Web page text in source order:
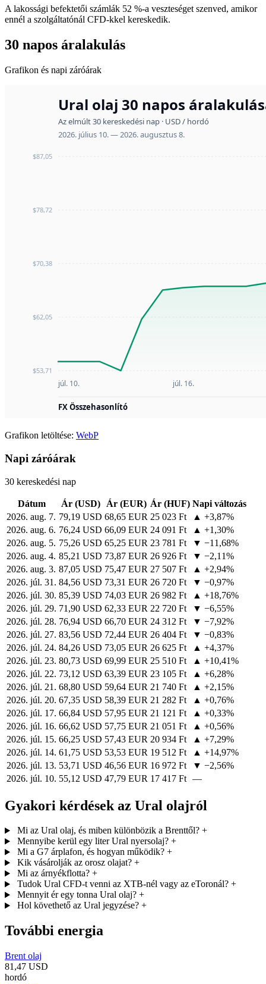
A lakossági befektetői számlák 52 %-a veszteséget szenved, amikor
ennél a szolgáltatónál CFD-kkel kereskedik.
30 napos áralakulás
Grafikon és napi záróárak
Grafikon letöltése: WebP
Napi záróárak
30 kereskedési nap
Dátum Ár (USD) Ár (EUR) Ár (HUF) Napi változás
2026. aug. 7. 79,19 USD 68,65 EUR 25 023 Ft
▲ +3,87%
2026. aug. 6. 76,24 USD 66,09 EUR 24 091 Ft
▲ +1,30%
2026. aug. 5. 75,26 USD 65,25 EUR 23 781 Ft
▼ −11,68%
2026. aug. 4. 85,21 USD 73,87 EUR 26 926 Ft
▼ −2,11%
2026. aug. 3. 87,05 USD 75,47 EUR 27 507 Ft
▲ +2,94%
2026. júl. 31. 84,56 USD 73,31 EUR 26 720 Ft
▼ −0,97%
2026. júl. 30. 85,39 USD 74,03 EUR 26 982 Ft
▲ +18,76%
2026. júl. 29. 71,90 USD 62,33 EUR 22 720 Ft
▼ −6,55%
2026. júl. 28. 76,94 USD 66,70 EUR 24 312 Ft
▼ −7,92%
2026. júl. 27. 83,56 USD 72,44 EUR 26 404 Ft
▼ −0,83%
2026. júl. 24. 84,26 USD 73,05 EUR 26 625 Ft
▲ +4,37%
2026. júl. 23. 80,73 USD 69,99 EUR 25 510 Ft
▲ +10,41%
2026. júl. 22. 73,12 USD 63,39 EUR 23 105 Ft
▲ +6,28%
2026. júl. 21. 68,80 USD 59,64 EUR 21 740 Ft
▲ +2,15%
2026. júl. 20. 67,35 USD 58,39 EUR 21 282 Ft
▲ +0,76%
2026. júl. 17. 66,84 USD 57,95 EUR 21 121 Ft
▲ +0,33%
2026. júl. 16. 66,62 USD 57,75 EUR 21 051 Ft
▲ +0,56%
2026. júl. 15. 66,25 USD 57,43 EUR 20 934 Ft
▲ +7,29%
2026. júl. 14. 61,75 USD 53,53 EUR 19 512 Ft
▲ +14,97%
2026. júl. 13. 53,71 USD 46,56 EUR 16 972 Ft
▼ −2,56%
2026. júl. 10. 55,12 USD 47,79 EUR 17 417 Ft —
Gyakori kérdések az Ural olajról
Mi az Ural olaj, és miben különbözik a Brenttől? +
Mennyibe kerül egy liter Ural nyersolaj? +
Mi a G7 árplafon, és hogyan működik? +
Kik vásárolják az orosz olajat? +
Mi az árnyékflotta? +
Tudok Ural CFD-t venni az XTB-nél vagy az eToronál? +
Mennyit ér egy tonna Ural olaj? +
Hol követhető az Ural jegyzése? +
További energia
Brent olaj
81,47 USD
hordó